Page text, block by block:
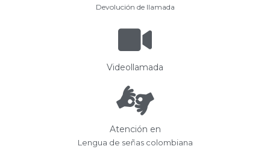
Devolución de llamada
Videollamada
Atención en
Lengua de señas colombiana